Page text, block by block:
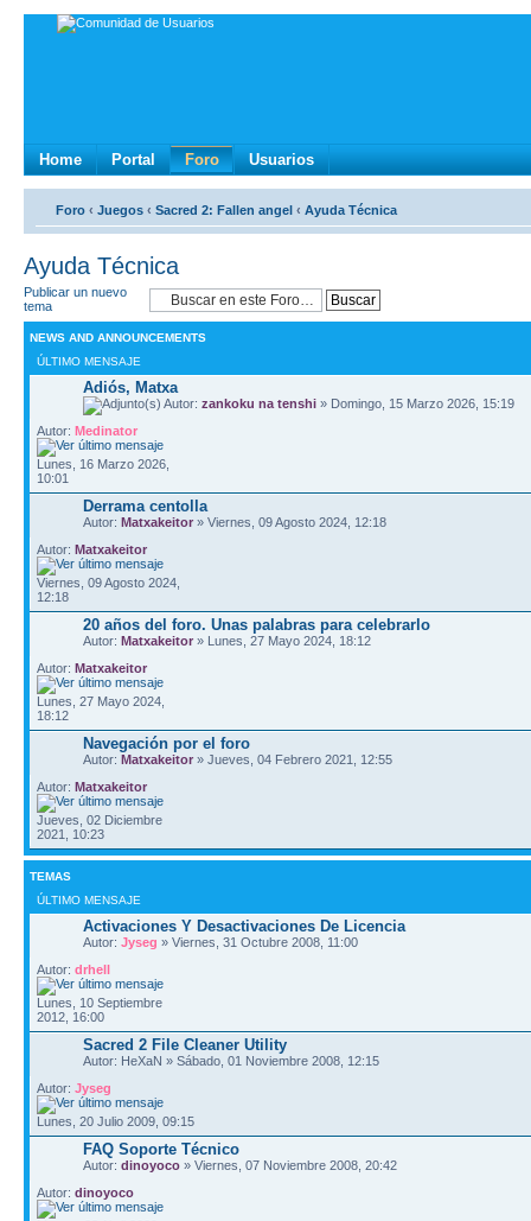
Home Portal Foro Usuarios
Foro ‹ Juegos ‹ Sacred 2: Fallen angel ‹ Ayuda Técnica
Ayuda Técnica
Publicar un nuevo
tema
NEWS AND ANNOUNCEMENTS
ÚLTIMO MENSAJE
Adiós, Matxa
Autor: zankoku na tenshi » Domingo, 15 Marzo 2026, 15:19
Autor: Medinator
Lunes, 16 Marzo 2026,
10:01
Derrama centolla
Autor: Matxakeitor » Viernes, 09 Agosto 2024, 12:18
Autor: Matxakeitor
Viernes, 09 Agosto 2024,
12:18
20 años del foro. Unas palabras para celebrarlo
Autor: Matxakeitor » Lunes, 27 Mayo 2024, 18:12
Autor: Matxakeitor
Lunes, 27 Mayo 2024,
18:12
Navegación por el foro
Autor: Matxakeitor » Jueves, 04 Febrero 2021, 12:55
Autor: Matxakeitor
Jueves, 02 Diciembre
2021, 10:23
TEMAS
ÚLTIMO MENSAJE
Activaciones Y Desactivaciones De Licencia
Autor: Jyseg » Viernes, 31 Octubre 2008, 11:00
Autor: drhell
Lunes, 10 Septiembre
2012, 16:00
Sacred 2 File Cleaner Utility
Autor: HeXaN » Sábado, 01 Noviembre 2008, 12:15
Autor: Jyseg
Lunes, 20 Julio 2009, 09:15
FAQ Soporte Técnico
Autor: dinoyoco » Viernes, 07 Noviembre 2008, 20:42
Autor: dinoyoco